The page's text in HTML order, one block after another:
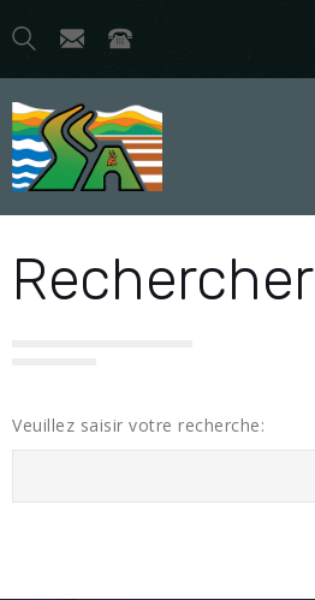
Rechercher
Veuillez saisir votre recherche: